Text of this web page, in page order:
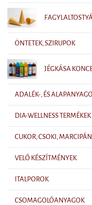
ÖNTETEK, SZIRUPOK
JÉGKÁSA
ADALÉK-, ÉS
DIA-WELLNESS TERMÉKEK
CUKOR, CSOKI, MARCIPÁN
VELŐ KÉSZÍTMÉNYEK
ITALPOROK
CSOMAGOLÓANYAGOK